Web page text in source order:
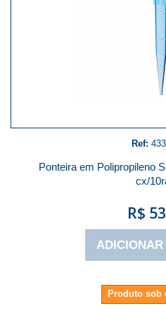
Ref:
Ponteira em Polipropileno
cx/
R$
ADICIONAR
Produto sob